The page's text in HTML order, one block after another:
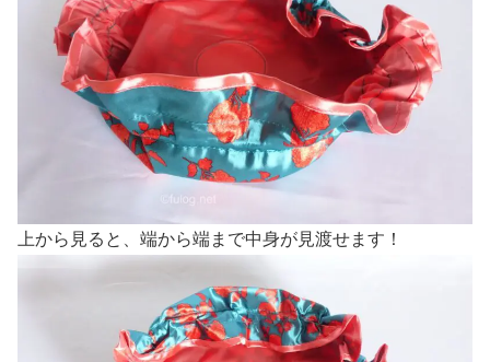
上から見ると、端から端まで中身が見渡せます！